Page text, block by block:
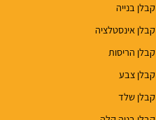
קבלן בנייה
קבלן אינסטלציה
קבלן הריסות
קבלן צבע
קבלן שלד